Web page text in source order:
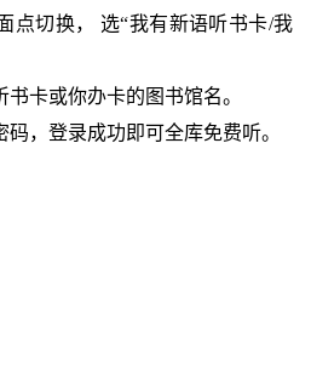
点切换， 选“我有新语听书卡/我
卡或你办卡的图书馆名。
，登录成功即可全库免费听。